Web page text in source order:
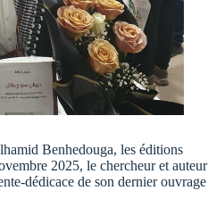
Benhedouga, les éditions
2025, le chercheur et auteur
dédicace de son dernier ouvrage